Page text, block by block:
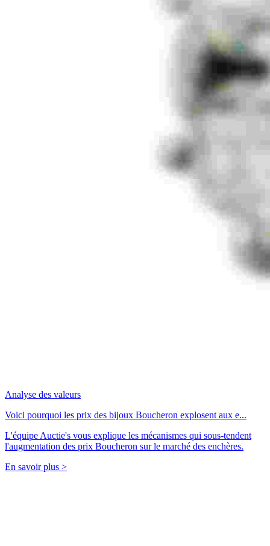
Analyse des valeurs
Voici pourquoi les prix des bijoux Boucheron explosent aux e...
L'équipe Auctie's vous explique les mécanismes qui sous-tendent
l'augmentation des prix Boucheron sur le marché des enchères.
En savoir plus >